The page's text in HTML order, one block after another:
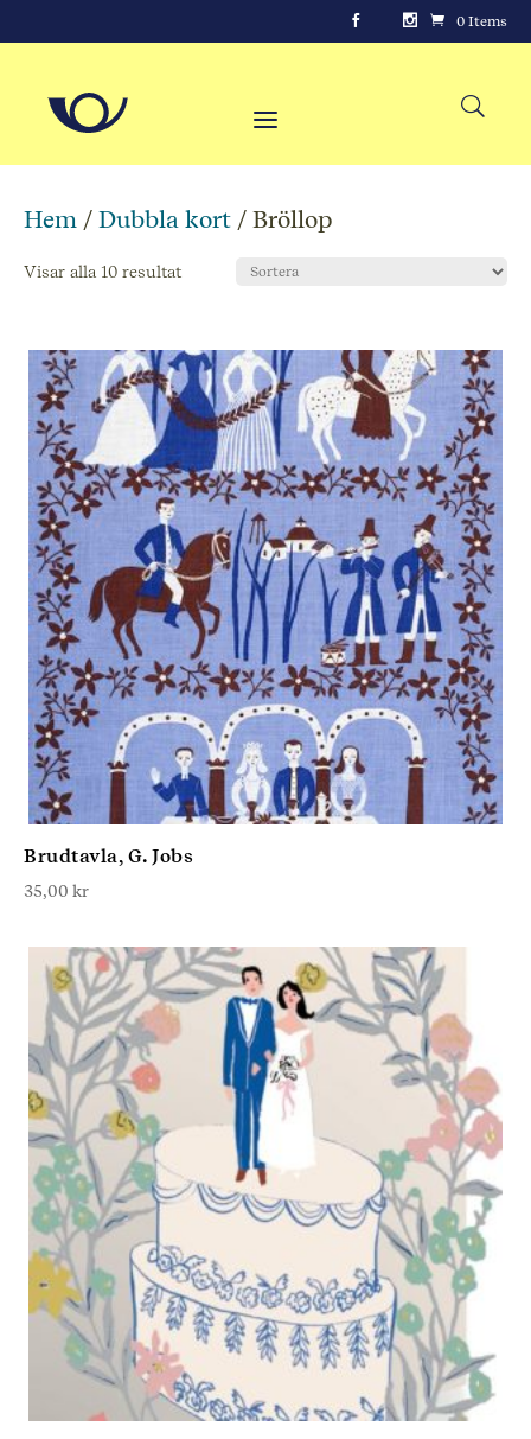
0 Items
Hem / Dubbla kort / Bröllop
Visar alla 10 resultat
Brudtavla, G. Jobs
35,00 kr